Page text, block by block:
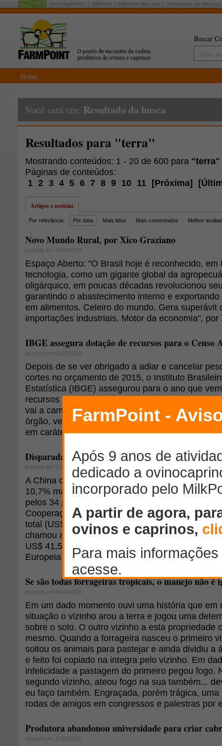
Rede AgriPoint: MilkPoint MilkPoint Mercado Inteligência de Mercado
Buscar
Home
Você está em: Resultado da busca
Resultados para "terra"
Mostrando conteúdos: 1 - 20 de 600 para "terra"
Páginas de conteúdos:
1 2 3 4 5 6 7 8 9 10 11 [Próxima] [
Artigos e notícias
Por relevância Por data Mais lidos Mais comentados Melhor
Novo Mundo Rural, por Xico Graziano
postado em 17/09/2015
Espaço Aberto: "O Brasil hoje é reconhecido, em
tecnologia, como um gigante global da
oligárquico, em poucas décadas revolucionou
garantindo o abastecimento interno e
em alimentos. Celeiro do mundo. Gera superávit
importações industriais. Motor da economia", por
IBGE assegura dotação de recursos para o Censo
postado em 02/09/2015
Depois de se ver obrigado a adiar e cancelar
cortes no orçamento de 2015, o Instituto
Estatística (IBGE) assegurou para o ano que
recursos necessários à preparação do Censo
vai a campo a partir de abril de 2017. A notícia,
órgão, vem depois de a Contagem da
em caráter definitivo diante das [...]
Disparada de subsídios agrícolas na China
postado em 07/07/2015
A China concedeu US$ 292,6 bilhões em
10,7% mais que em 2013 e montante 22,4%
pelos 34 países ricos e emergentes que formam
Cooperação e Desenvolvimento Econômico
total (US$ 239 bilhões) foi 5,8% menor que o do
chamou a atenção o incremento de 44,1%
US$ 41,5 bilhões, na contramão do movimento
Europeia (UE) e no Japão, por exemplo.[...]
Se são todas forrageiras tropicais, o manejo não é
postado em 08/06/2015
Em um dado momento ouvi uma história que em
situação o vizinho arou a terra e jogou uma
sobre o solo. O outro vizinho a esta propriedade
mesmo. Quando a forrageira nasceu o primeiro
soltou os animais para pastejar e ainda dividiu a
e feito foi copiado na integra pelo vizinho. Em
infelicidade a pastagem do primeiro pegou fogo.
segundo vizinho, ateou fogo na sua também...
eu faço também. Engraçada, porém trágica,
rodas de amigos em congressos e palestras por
Produtora abandonou universidade para criar
postado em 11/05/2015